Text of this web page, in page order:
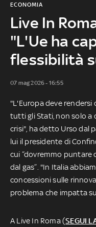
Live In
"L'Ue ha
flessibilità
ECONOMIA
07 mag 2026 - 16:55
"L'Europa deve
tutti gli Stati, non solo a
crisi", ha detto Urso dal
lui il presidente di
cui “dovremmo puntare
dal gas”. "In Italia
concessioni sulle
problema che impatta
A Live In Roma (SEGUI